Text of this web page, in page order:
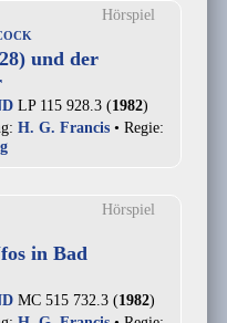
Hörspiel
und der
LP 115 928.3 (1982)
H. G. Francis• Regie:
Hörspiel
in Bad
MC 515 732.3 (1982)